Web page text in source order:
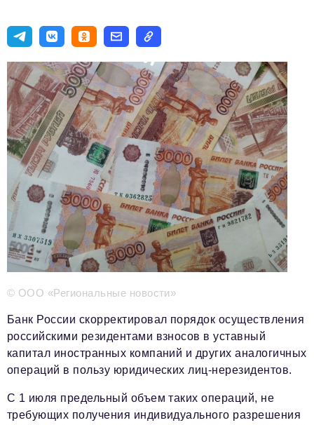
Эксперты
Авторские материалы
Видео
Телефон редакции: +7 495 727-01-67
Электронные почты редакции:
Информационный отдел
info@business-magazine.online
Отдел рекламы
reklama@business-magazine.online
Отдел распространения/редакционная подписка
podpiska@business-magazine.online
partner@business-magazine.online
© ООО «Региональные новости»
Банк России скорректировал порядок осуществления
российскими резидентами взносов в уставный
капитал иностранных компаний и других аналогичных
операций в пользу юридических лиц-нерезидентов.
С 1 июля предельный объем таких операций, не
требующих получения индивидуального разрешения